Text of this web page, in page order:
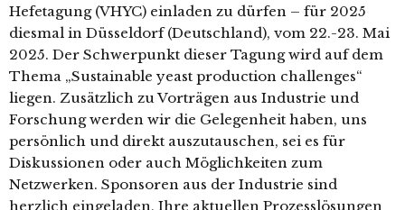
Hefetagung (VHYC) einladen zu dürfen – für 2025
diesmal in Düsseldorf (Deutschland), vom 22.-23. Mai
2025. Der Schwerpunkt dieser Tagung wird auf dem
Thema „Sustainable yeast production challenges“
liegen. Zusätzlich zu Vorträgen aus Industrie und
Forschung werden wir die Gelegenheit haben, uns
persönlich und direkt auszutauschen, sei es für
Diskussionen oder auch Möglichkeiten zum
Netzwerken. Sponsoren aus der Industrie sind
herzlich eingeladen, Ihre aktuellen Prozesslösungen